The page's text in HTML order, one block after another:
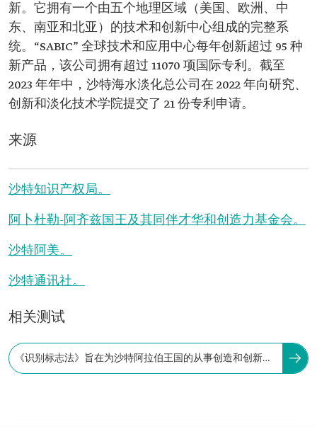
新。它拥有一个由五个地理区域（美国、欧洲、中
东、南亚和北亚）的技术和创新中心组成的完整系
统。“SABIC” 全球技术和应用中心每年创新超过 95 种
新产品，该公司拥有超过 11070 项国际专利。截至
2023 年年中，沙特海水淡化总公司在 2022 年向研究、
创新和淡化技术学院提交了 21 份专利申请。
来源
沙特知识产权局。
阿卜杜勒-阿齐兹国王及其同伴才华和创造力基金会。
沙特阿美。
沙特通讯社。
相关测试
《识别标志法》旨在为沙特阿拉伯王国的从事创造和创新的